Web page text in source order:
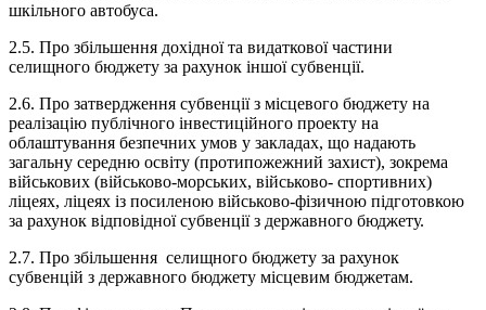
шкільного автобуса.
2.5. Про збільшення дохідної та видаткової частини
селищного бюджету за рахунок іншої субвенції.
2.6. Про затвердження cубвенції з місцевого бюджету на
реалізацію публічного інвестиційного проекту на
облаштування безпечних умов у закладах, що надають
загальну середню освіту (протипожежний захист), зокрема
військових (військово-морських, військово- спортивних)
ліцеях, ліцеях із посиленою військово-фізичною підготовкою
за рахунок відповідної субвенції з державного бюджету.
2.7. Про збільшення селищного бюджету за рахунок
субвенцій з державного бюджету місцевим бюджетам.